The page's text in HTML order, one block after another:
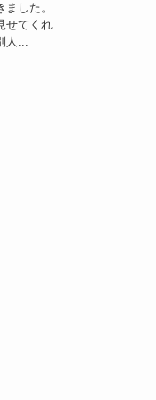
した。
せてくれ
...